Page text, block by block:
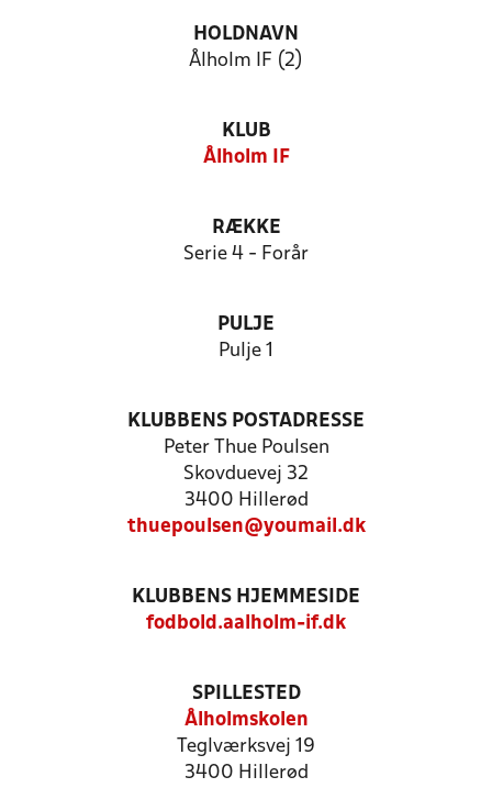
HOLDNAVN
Ålholm IF (2)
KLUB
Ålholm IF
RÆKKE
Serie 4 - Forår
PULJE
Pulje 1
KLUBBENS POSTADRESSE
Peter Thue Poulsen
Skovduevej 32
3400 Hillerød
thuepoulsen@youmail.dk
KLUBBENS HJEMMESIDE
fodbold.aalholm-if.dk
SPILLESTED
Ålholmskolen
Teglværksvej 19
3400 Hillerød